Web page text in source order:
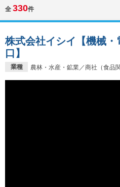
イベントを探す
就活ノウハウ・サポート
就活支援
全 330件
業種 農林・水産・鉱業／商社（食品
株式会社イシイ【機械
口】